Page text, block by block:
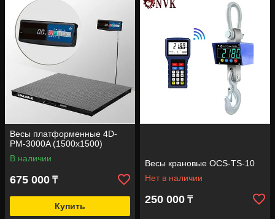
Весы платформенные 4D-
PM-3000A (1500х1500)
В наличии
675 000 ₸
Купить
Весы крановые OCS-TS-10
Нет в наличии
250 000 ₸